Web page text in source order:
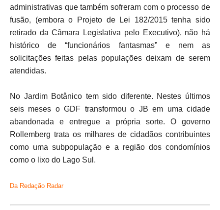
administrativas que também sofreram com o processo de
fusão, (embora o Projeto de Lei 182/2015 tenha sido
retirado da Câmara Legislativa pelo Executivo), não há
histórico de “funcionários fantasmas” e nem as
solicitações feitas pelas populações deixam de serem
atendidas.
No Jardim Botânico tem sido diferente. Nestes últimos
seis meses o GDF transformou o JB em uma cidade
abandonada e entregue a própria sorte. O governo
Rollemberg trata os milhares de cidadãos contribuintes
como uma subpopulação e a região dos condomínios
como o lixo do Lago Sul.
Da Redação Radar